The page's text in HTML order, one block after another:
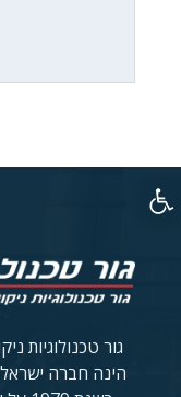
גור טכנולוגיות
הינה חברה
פתח סרגל נגישות